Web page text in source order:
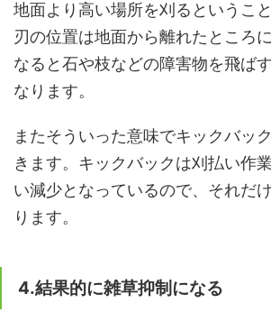
地面より高い場所を刈るというこ
刃の位置は地面から離れたところ
なると石や枝などの障害物を飛ば
なります。
またそういった意味でキックバッ
きます。キックバックは刈払い作
い減少となっているので、それだ
ります。
4.結果的に雑草抑制になる